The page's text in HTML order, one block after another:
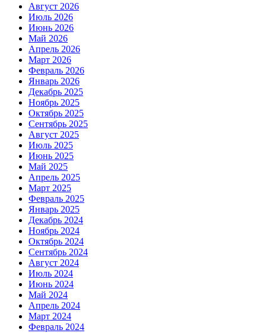
Август 2026
Июль 2026
Июнь 2026
Май 2026
Апрель 2026
Март 2026
Февраль 2026
Январь 2026
Декабрь 2025
Ноябрь 2025
Октябрь 2025
Сентябрь 2025
Август 2025
Июль 2025
Июнь 2025
Май 2025
Апрель 2025
Март 2025
Февраль 2025
Январь 2025
Декабрь 2024
Ноябрь 2024
Октябрь 2024
Сентябрь 2024
Август 2024
Июль 2024
Июнь 2024
Май 2024
Апрель 2024
Март 2024
Февраль 2024